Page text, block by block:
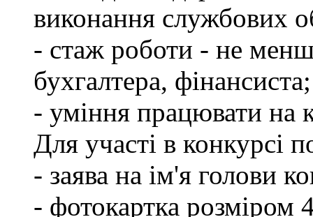
виконання службових
- стаж роботи - не
бухгалтера, фінансиста;
- уміння працювати на
Для участі в конкурсі
- заява на ім'я голови
- фотокартка розміром